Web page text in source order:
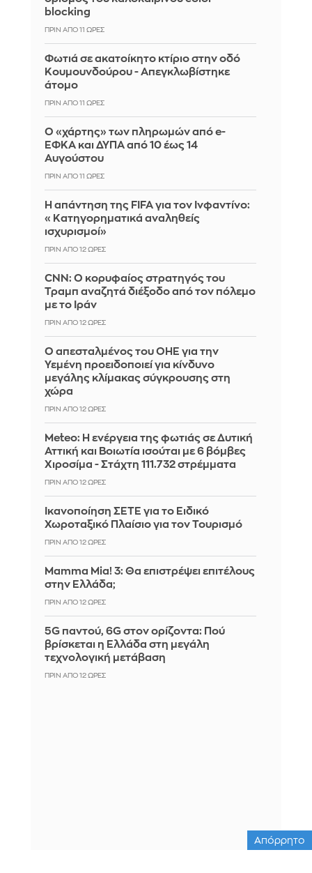
blocking
ΠΡΙΝ ΑΠΌ 11 ΏΡΕΣ
Φωτιά σε ακατοίκητο κτίριο στην οδό
Κουμουνδούρου - Απεγκλωβίστηκε
άτομο
ΠΡΙΝ ΑΠΌ 11 ΏΡΕΣ
Ο «χάρτης» των πληρωμών από e-
ΕΦΚΑ και ΔΥΠΑ από 10 έως 14
Αυγούστου
ΠΡΙΝ ΑΠΌ 11 ΏΡΕΣ
Η απάντηση της FIFA για τον Ινφαντίνο:
«Κατηγορηματικά αναληθείς
ισχυρισμοί»
ΠΡΙΝ ΑΠΌ 12 ΏΡΕΣ
CNN: Ο κορυφαίος στρατηγός του
Τραμπ αναζητά διέξοδο από τον πόλεμο
με το Ιράν
ΠΡΙΝ ΑΠΌ 12 ΏΡΕΣ
Ο απεσταλμένος του ΟΗΕ για την
Υεμένη προειδοποιεί για κίνδυνο
μεγάλης κλίμακας σύγκρουσης στη
χώρα
ΠΡΙΝ ΑΠΌ 12 ΏΡΕΣ
Meteo: Η ενέργεια της φωτιάς σε Δυτική
Αττική και Βοιωτία ισούται με 6 βόμβες
Χιροσίμα - Στάχτη 111.732 στρέμματα
ΠΡΙΝ ΑΠΌ 12 ΏΡΕΣ
Ικανοποίηση ΣΕΤΕ για το Ειδικό
Χωροταξικό Πλαίσιο για τον Τουρισμό
ΠΡΙΝ ΑΠΌ 12 ΏΡΕΣ
Mamma Mia! 3: Θα επιστρέψει επιτέλους
στην Ελλάδα;
ΠΡΙΝ ΑΠΌ 12 ΏΡΕΣ
5G παντού, 6G στον ορίζοντα: Πού
βρίσκεται η Ελλάδα στη μεγάλη
τεχνολογική μετάβαση
ΠΡΙΝ ΑΠΌ 12 ΏΡΕΣ
Απόρρητο